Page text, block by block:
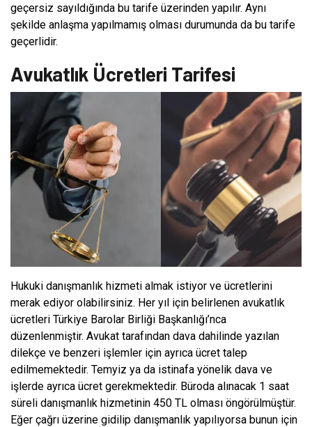
geçersiz sayıldığında bu tarife üzerinden yapılır. Aynı
şekilde anlaşma yapılmamış olması durumunda da bu tarife
geçerlidir.
Avukatlık Ücretleri Tarifesi
Hukuki danışmanlık hizmeti almak istiyor ve ücretlerini
merak ediyor olabilirsiniz. Her yıl için belirlenen avukatlık
ücretleri Türkiye Barolar Birliği Başkanlığı’nca
düzenlenmiştir. Avukat tarafından dava dahilinde yazılan
dilekçe ve benzeri işlemler için ayrıca ücret talep
edilmemektedir. Temyiz ya da istinafa yönelik dava ve
işlerde ayrıca ücret gerekmektedir. Büroda alınacak 1 saat
süreli danışmanlık hizmetinin 450 TL olması öngörülmüştür.
Eğer çağrı üzerine gidilip danışmanlık yapılıyorsa bunun için